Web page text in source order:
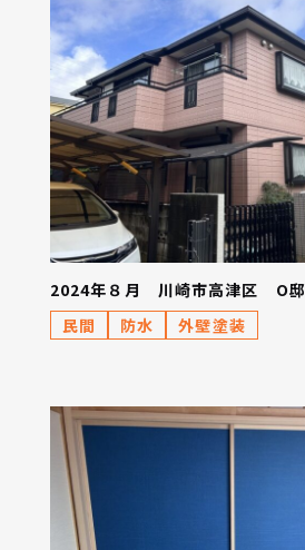
2024年８月 川崎市高津区 O邸
民間
防水 外壁塗装